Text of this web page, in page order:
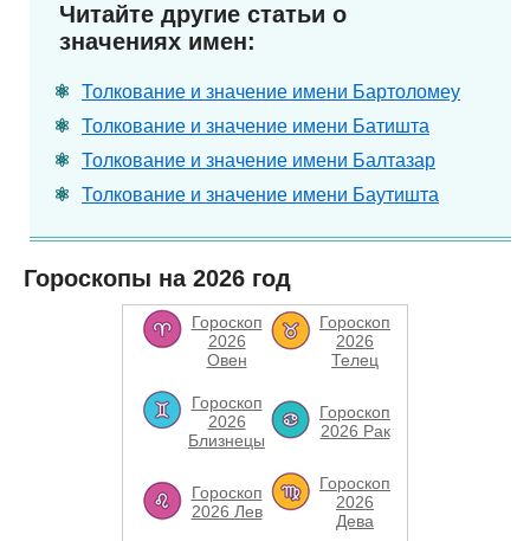
Читайте другие статьи о
значениях имен:
Толкование и значение имени Бартоломеу
Толкование и значение имени Батишта
Толкование и значение имени Балтазар
Толкование и значение имени Баутишта
Гороскопы на 2026 год
Гороскоп
2026
Овен
Гороскоп
2026
Телец
Гороскоп
2026
Близнецы
Гороскоп
2026 Рак
Гороскоп
2026 Лев
Гороскоп
2026
Дева